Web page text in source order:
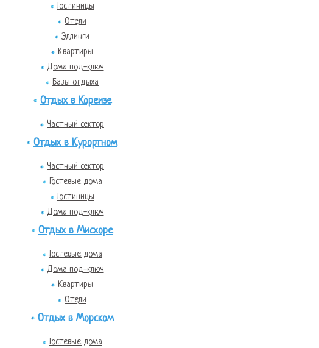
Гостиницы
Отели
Эллинги
Квартиры
Дома под-ключ
Базы отдыха
Отдых в Кореизе
Частный сектор
Отдых в Курортном
Частный сектор
Гостевые дома
Гостиницы
Дома под-ключ
Отдых в Мисхоре
Гостевые дома
Дома под-ключ
Квартиры
Отели
Отдых в Морском
Гостевые дома